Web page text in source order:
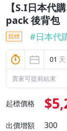
【S.I日本代
pack 後背包
競標 #日本代
01 天
賣家可提前結束
起標價格
出價增額 300